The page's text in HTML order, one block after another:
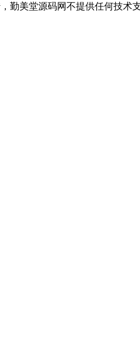
勤美堂源码网不提供任何技术